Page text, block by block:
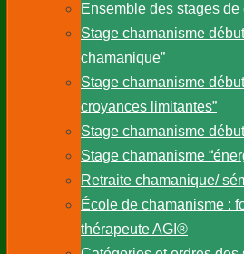
Ensemble des stages
Stage chamanisme
chamanique”
Stage chamanisme
croyances limitantes”
Stage chamanisme
Stage chamanisme
Retraite chamanique/
École de chamanisme :
thérapeute AGI®